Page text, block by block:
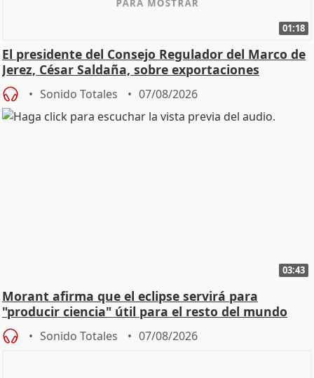
01:18
El presidente del Consejo Regulador del Marco de
Jerez, César Saldaña, sobre exportaciones
Sonido Totales 07/08/2026
03:43
Morant afirma que el eclipse servirá para
"producir ciencia" útil para el resto del mundo
Sonido Totales 07/08/2026